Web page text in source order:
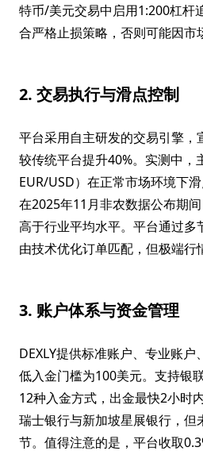
特币/美元交易中启用1:200杠杆
合严格止损策略，否则可能因市
2. 交易执行与滑点控制
平台采用自主研发的交易引擎，
较传统平台提升40%。实测中，
EUR/USD）在正常市场环境下
在2025年11月非农数据公布期
高于行业平均水平。平台通过多
由技术优化订单匹配，但极端行
3. 账户体系与资金管理
DEXLY提供标准账户、专业账
低入金门槛为100美元。支持银
12种入金方式，出金最快2小时
瑞士银行与新加坡星展银行，但
节。值得注意的是，平台收取